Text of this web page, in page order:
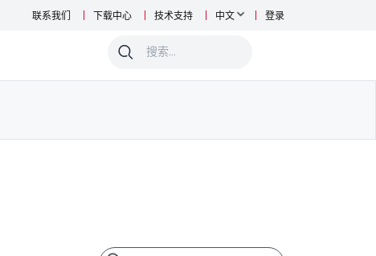
联系我们 下载中心 技术支持 中文 登录
0